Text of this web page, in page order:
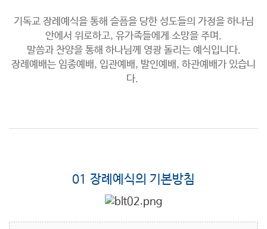
기독교 장례예식을 통해 슬픔을 당한 성도들의 가정을 하나님
안에서 위로하고, 유가족들에게 소망을 주며.
말씀과 찬양을 통해 하나님께 영광 돌리는 예식입니다.
장례예배는 임종예배, 입관예배, 발인예배, 하관예배가 있습니
다.
01 장례예식의 기본방침